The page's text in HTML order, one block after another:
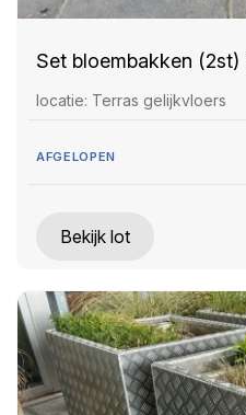
Set bloembakken
locatie: Terras gelijkvloers
AFGELOPEN
Bekijk lot